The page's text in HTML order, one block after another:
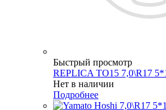
Быстрый просмотр
REPLICA TO15 7,0\R17
Нет в наличии
Подробнее